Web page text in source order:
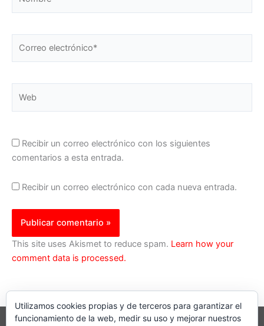
Recibir un correo electrónico con los siguientes
comentarios a esta entrada.
Recibir un correo electrónico con cada nueva entrada.
This site uses Akismet to reduce spam. Learn how your
comment data is processed.
Utilizamos cookies propias y de terceros para garantizar el
funcionamiento de la web, medir su uso y mejorar nuestros